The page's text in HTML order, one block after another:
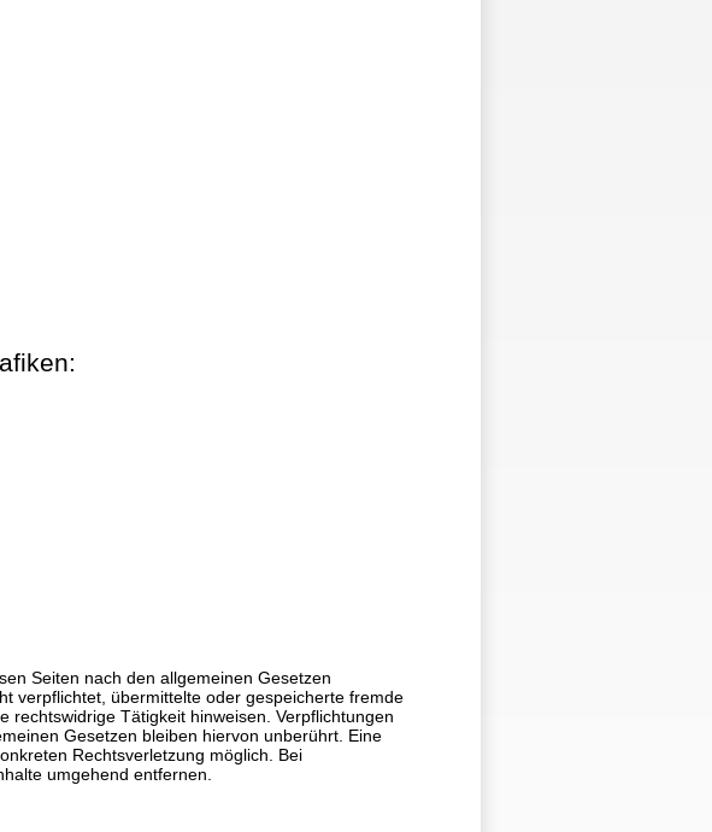
Seiten nach den allgemeinen Gesetzen
verpflichtet, übermittelte oder gespeicherte fremde
Tätigkeit hinweisen. Verpflichtungen
Gesetzen bleiben hiervon unberührt. Eine
Rechtsverletzung möglich. Bei
umgehend entfernen.